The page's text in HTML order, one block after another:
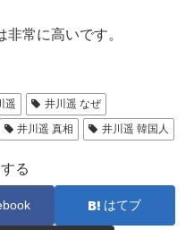
常に高いです。
遥
井川遥 なぜ
井川遥 真相 井川遥 韓国人
る
はてブ